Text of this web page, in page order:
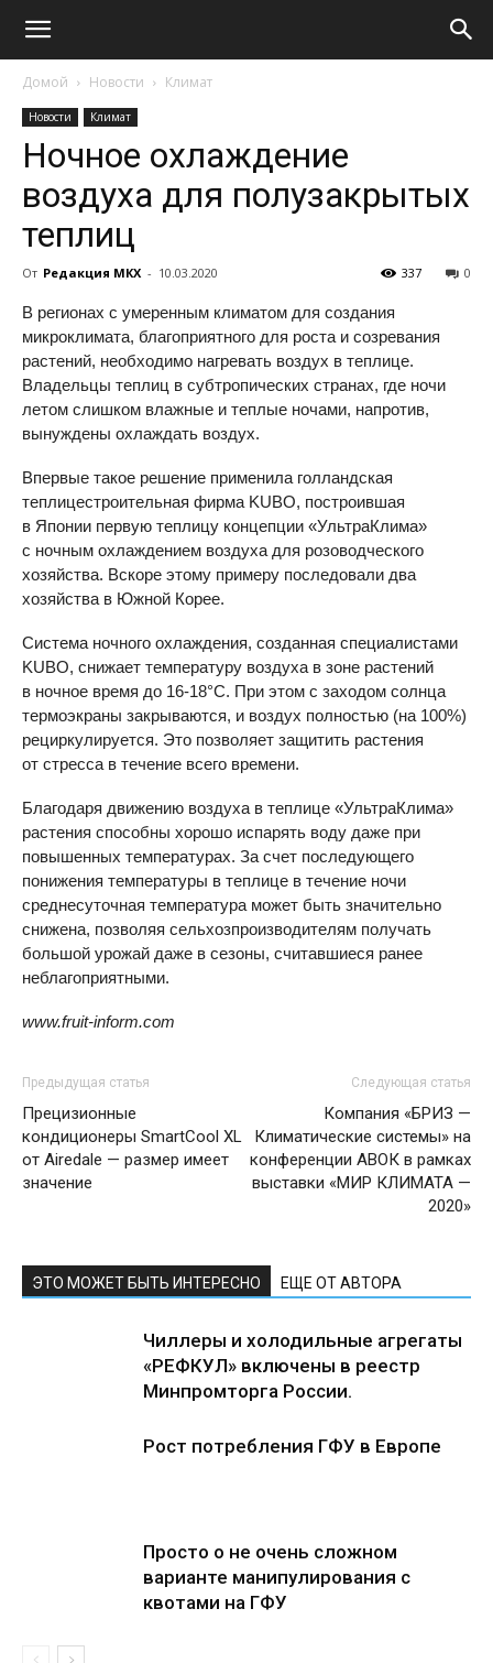
Домой Новости Климат
Новости Климат
Ночное охлаждение
воздуха для полузакрытых
теплиц
От Редакция МКХ - 10.03.2020 0
337
В регионах с умеренным климатом для создания
микроклимата, благоприятного для роста и созревания
растений, необходимо нагревать воздух в теплице.
Владельцы теплиц в субтропических странах, где ночи
летом слишком влажные и теплые ночами, напротив,
вынуждены охлаждать воздух.
Впервые такое решение применила голландская
теплицестроительная фирма KUBO, построившая
в Японии первую теплицу концепции «УльтраКлима»
с ночным охлаждением воздуха для розоводческого
хозяйства. Вскоре этому примеру последовали два
хозяйства в Южной Корее.
Система ночного охлаждения, созданная специалистами
KUBO, снижает температуру воздуха в зоне растений
в ночное время до 16-18°С. При этом с заходом солнца
термоэкраны закрываются, и воздух полностью (на 100%)
рециркулируется. Это позволяет защитить растения
от стресса в течение всего времени.
Благодаря движению воздуха в теплице «УльтраКлима»
растения способны хорошо испарять воду даже при
повышенных температурах. За счет последующего
понижения температуры в теплице в течение ночи
среднесуточная температура может быть значительно
снижена, позволяя сельхозпроизводителям получать
большой урожай даже в сезоны, считавшиеся ранее
неблагоприятными.
www.fruit-inform.com
Предыдущая статья
Прецизионные
кондиционеры SmartCool XL
от Airedale — размер имеет
значение
Следующая статья
Компания «БРИЗ —
Климатические системы» на
конференции АВОК в рамках
выставки «МИР КЛИМАТА —
2020»
ЭТО МОЖЕТ БЫТЬ ИНТЕРЕСНО ЕЩЕ ОТ АВТОРА
Чиллеры и холодильные агрегаты
«РЕФКУЛ» включены в реестр
Минпромторга России.
Рост потребления ГФУ в Европе
Просто о не очень сложном
варианте манипулирования с
квотами на ГФУ